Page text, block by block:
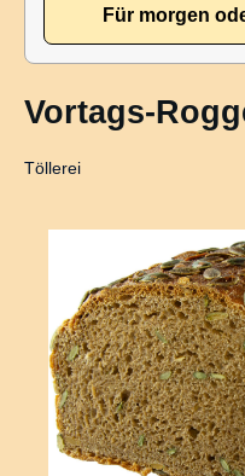
Für morgen
Vortags-
Töllerei